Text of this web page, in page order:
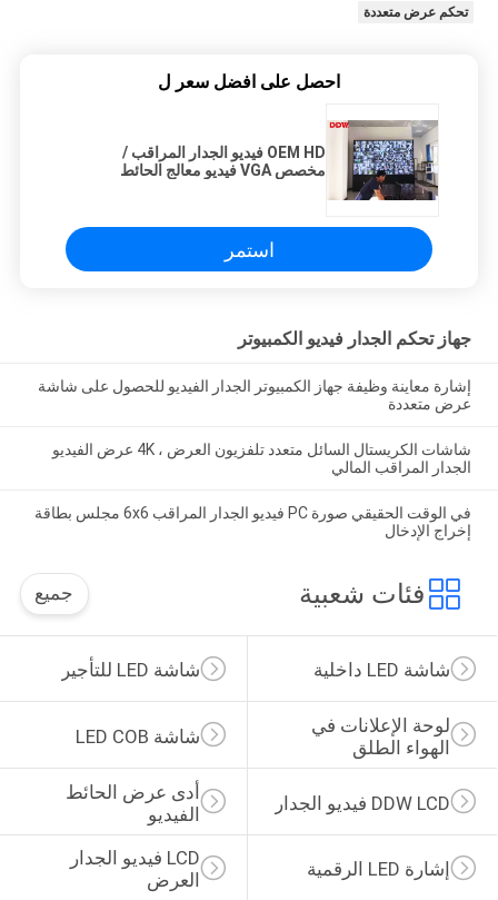
تحكم عرض متعددة
احصل على افضل سعر ل
OEM HD فيديو الجدار المراقب /
مخصص VGA فيديو معالج الحائط
استمر
جهاز تحكم الجدار فيديو الكمبيوتر
إشارة معاينة وظيفة جهاز الكمبيوتر الجدار الفيديو للحصول على شاشة
عرض متعددة
شاشات الكريستال السائل متعدد تلفزيون العرض ، 4K عرض الفيديو
الجدار المراقب المالي
في الوقت الحقيقي صورة PC فيديو الجدار المراقب 6x6 مجلس بطاقة
إخراج الإدخال
فئات شعبية جميع
شاشة LED للتأجير شاشة LED داخلية
شاشة LED COB
لوحة الإعلانات في
الهواء الطلق
أدى عرض الحائط
الفيديو
DDW LCD فيديو الجدار
LCD فيديو الجدار
العرض
إشارة LED الرقمية